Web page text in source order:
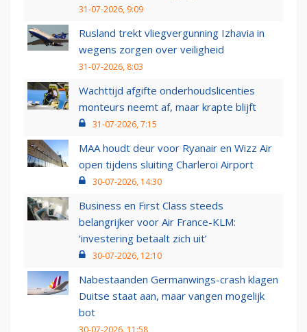
31-07-2026, 9:09
Rusland trekt vliegvergunning Izhavia in
wegens zorgen over veiligheid
31-07-2026, 8:03
Wachttijd afgifte onderhoudslicenties
monteurs neemt af, maar krapte blijft
31-07-2026, 7:15
MAA houdt deur voor Ryanair en Wizz Air
open tijdens sluiting Charleroi Airport
30-07-2026, 14:30
Business en First Class steeds
belangrijker voor Air France-KLM:
‘investering betaalt zich uit’
30-07-2026, 12:10
Nabestaanden Germanwings-crash klagen
Duitse staat aan, maar vangen mogelijk
bot